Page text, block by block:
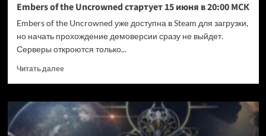
Era
Embers of the Uncrowned стартует 15 июня в 20:00 МСК
Embers of the Uncrowned уже доступна в Steam для загрузки,
но начать прохождение демоверсии сразу не выйдет.
Серверы откроются только...
Читать далееПрочитать
Embers
of
the